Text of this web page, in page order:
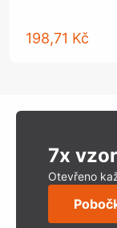
198,71 Kč
7x
Otevřeno